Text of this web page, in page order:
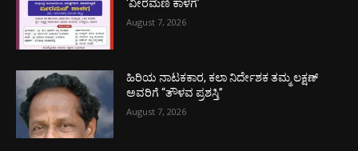
‘ವೀರಮಣಿ ಕಾಳಗ’
August 7, 2026
ಹಿರಿಯ ನಾಟಕಕಾರ, ಕಲಾ ನಿರ್ದೇಶಕ ತಮ್ಮ ಲಕ್ಷಣ್
ಅವರಿಗೆ “ತೌಳವ ಪ್ರಶಸ್ತಿ”
August 7, 2026